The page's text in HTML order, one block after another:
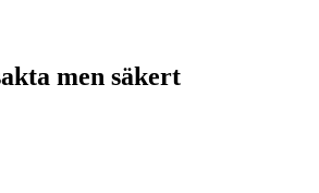
men säkert